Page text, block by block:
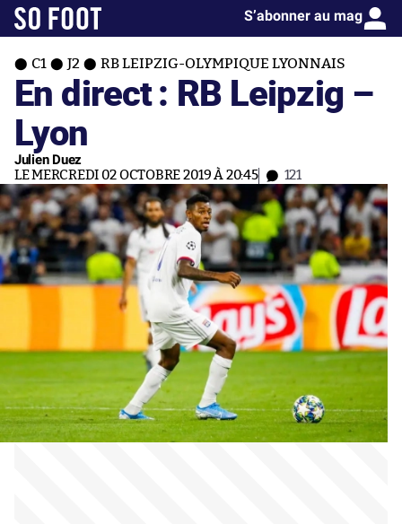
S’abonner au mag
C1 J2 RB LEIPZIG-OLYMPIQUE LYONNAIS
En direct : RB Leipzig –
Lyon
Julien Duez
LE MERCREDI 02 OCTOBRE 2019 À 20:45 121